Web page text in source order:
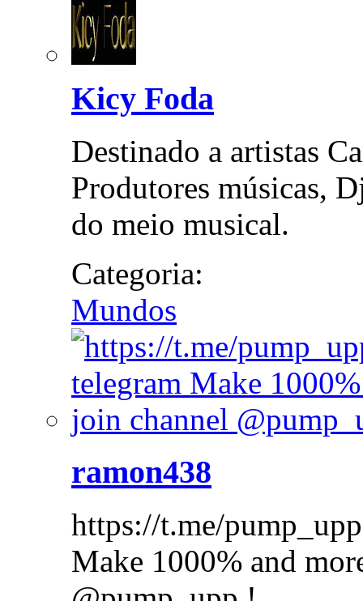
Kicy Foda
Destinado a artistas
Produtores músicas,
do meio musical.
Categoria:
Mundos
ramon438
https://t.me/
Make 1000% and